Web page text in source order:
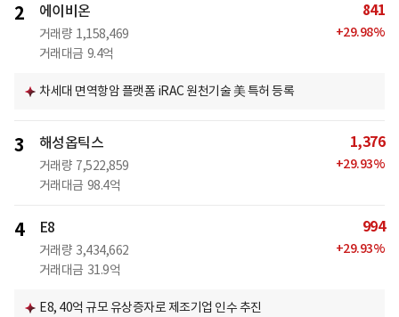
2 에이비온
거래량 1,158,469
거래대금 9.4억
841
+29.98%
차세대 면역항암 플랫폼 iRAC 원천기술 美 특허 등록
3 해성옵틱스
거래량 7,522,859
거래대금 98.4억
1,376
+29.93%
4 E8
거래량 3,434,662
거래대금 31.9억
994
+29.93%
E8, 40억 규모 유상증자로 제조기업 인수 추진